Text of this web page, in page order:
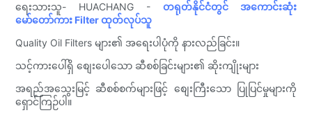
ရေးသားသူ- HUACHANG - တရုတ်နိုင်ငံတွင် အကောင်းဆုံး
မော်တော်ကား Filter ထုတ်လုပ်သူ
Quality Oil Filters များ၏ အရေးပါပုံကို နားလည်ခြင်း။
သင့်ကားပေါ်ရှိ စျေးပေါသော ဆီစစ်ခြင်းများ၏ ဆိုးကျိုးများ
အရည်အသွေးမြင့် ဆီစစ်စက်များဖြင့် စျေးကြီးသော ပြုပြင်မှုများကို
ရှောင်ကြဉ်ပါ။